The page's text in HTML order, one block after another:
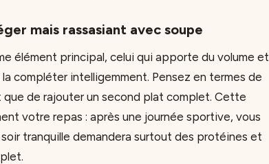
mais rassasiant avec soupe
élément principal, celui qui apporte du volume et
compléter intelligemment. Pensez en termes de
de rajouter un second plat complet. Cette
votre repas : après une journée sportive, vous
tranquille demandera surtout des protéines et